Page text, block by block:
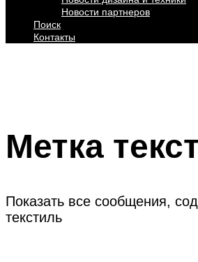
Новости партнеров
Поиск
Контакты
Метка
Показать все сообщения,
текстиль